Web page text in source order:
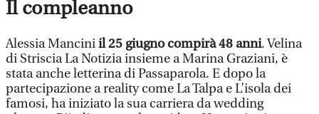
Il compleanno
Alessia Manciniil 25 giugno compirà 48 anni. Velina
di Striscia La Notizia insieme a Marina Graziani, è
stata anche letterina di Passaparola. E dopo la
partecipazione a reality come La Talpa e L’isola dei
famosi, ha iniziato la sua carriera da wedding